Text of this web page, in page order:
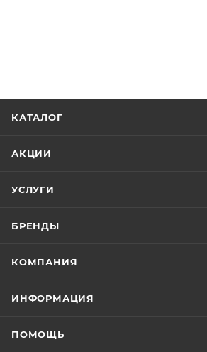
КАТАЛОГ
АКЦИИ
УСЛУГИ
БРЕНДЫ
КОМПАНИЯ
ИНФОРМАЦИЯ
ПОМОЩЬ